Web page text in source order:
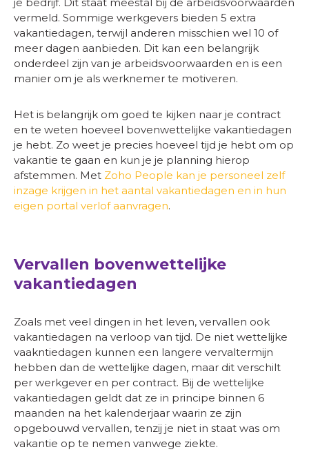
vermeld. Sommige werkgevers bieden 5 extra
vakantiedagen, terwijl anderen misschien wel 10 of
meer dagen aanbieden. Dit kan een belangrijk
onderdeel zijn van je arbeidsvoorwaarden en is een
manier om je als werknemer te motiveren.
Het is belangrijk om goed te kijken naar je contract
en te weten hoeveel bovenwettelijke vakantiedagen
je hebt. Zo weet je precies hoeveel tijd je hebt om op
vakantie te gaan en kun je je planning hierop
afstemmen. Met Zoho People kan je personeel zelf
inzage krijgen in het aantal vakantiedagen en in hun
eigen portal verlof aanvragen.
Vervallen bovenwettelijke
vakantiedagen
Zoals met veel dingen in het leven, vervallen ook
vakantiedagen na verloop van tijd. De niet wettelijke
vaakntiedagen kunnen een langere vervaltermijn
hebben dan de wettelijke dagen, maar dit verschilt
per werkgever en per contract. Bij de wettelijke
vakantiedagen geldt dat ze in principe binnen 6
maanden na het kalenderjaar waarin ze zijn
opgebouwd vervallen, tenzij je niet in staat was om
vakantie op te nemen vanwege ziekte.